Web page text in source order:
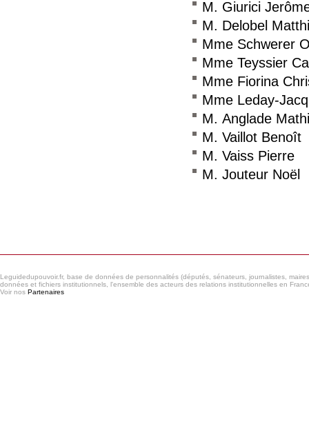
M. Giurici
M. Delobel
Mme Schwerer
Mme Teyssier
Mme Fiorina
Mme Leday-
M. Anglade
M. Vaillot Benoît
M. Vaiss Pierre
M. Jouteur Noël
Leguidedupouvoir.fr, base de données de personnalités (députés, sénateurs, journalistes,
données et fichiers institutionnels, l'ensemble des acteurs des relations institutionnelles en
Voir nos Partenaires